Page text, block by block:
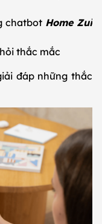
chatbot Home Zui
thắc mắc
đáp những thắc